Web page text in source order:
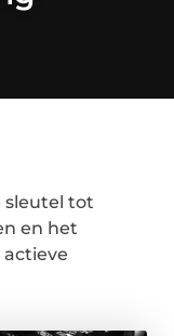
sleutel tot
en het
actieve